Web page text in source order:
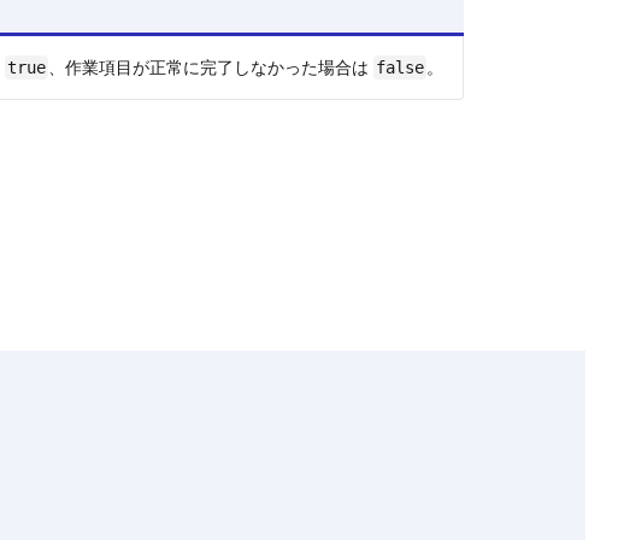
true、作業項目が正常に完了しなかった場合は false。